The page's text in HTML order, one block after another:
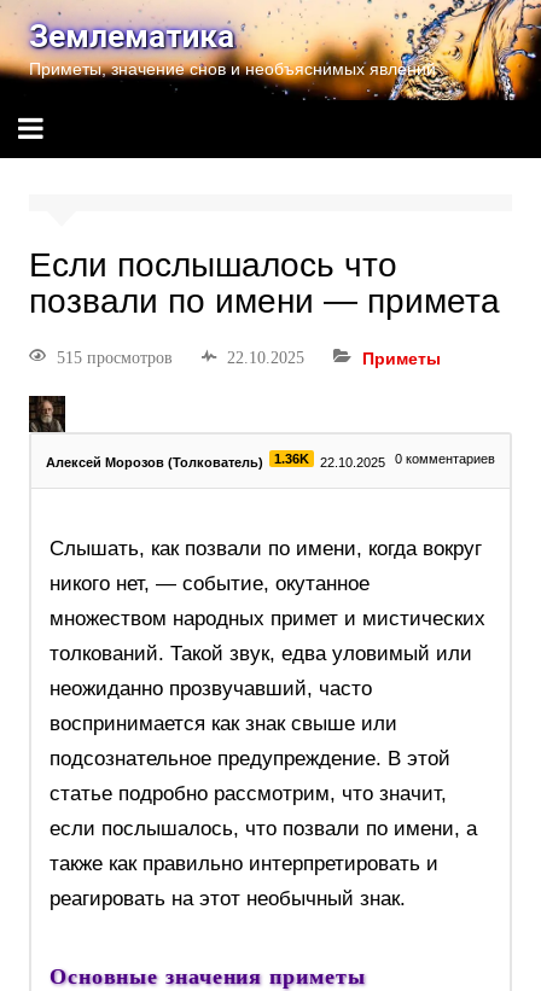
Землематика
Приметы, значение снов и необъяснимых явлений
Если послышалось что
позвали по имени — примета
515 просмотров 22.10.2025 Приметы
Алексей Морозов (Толкователь) 1.36K 22.10.2025 0 комментариев
Слышать, как позвали по имени, когда вокруг
никого нет, — событие, окутанное
множеством народных примет и мистических
толкований. Такой звук, едва уловимый или
неожиданно прозвучавший, часто
воспринимается как знак свыше или
подсознательное предупреждение. В этой
статье подробно рассмотрим, что значит,
если послышалось, что позвали по имени, а
также как правильно интерпретировать и
реагировать на этот необычный знак.
Основные значения приметы